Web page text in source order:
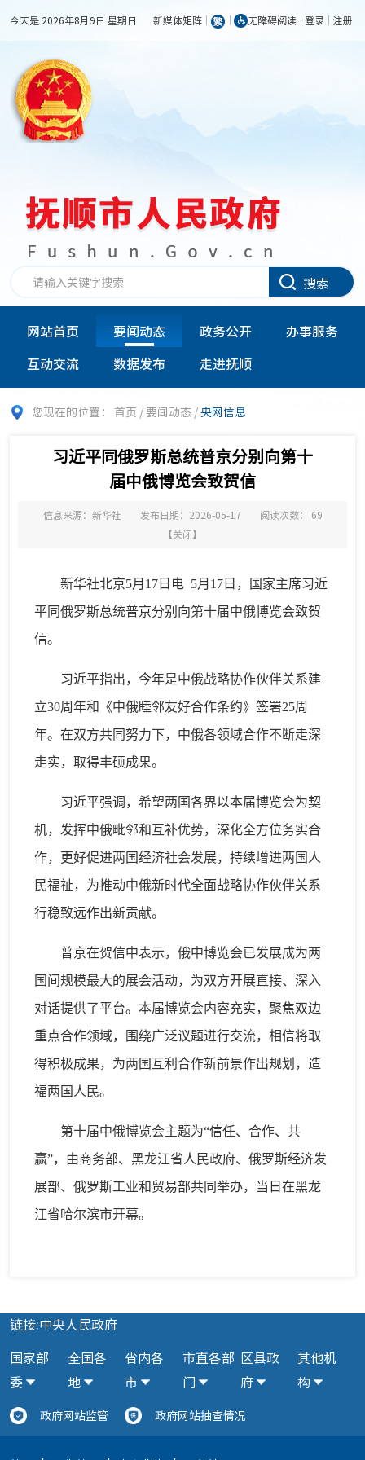
今天是 2026年8月9日 星期日 新媒体矩阵 无障碍阅读 登录 注册
搜索
网站首页 要闻动态 政务公开
办事服务
互动交流
数据发布 走进抚顺
您现在的位置： 首页 / 要闻动态 /央网信息
习近平同俄罗斯总统普京分别向第十
届中俄博览会致贺信
信息来源：新华社 发布日期：2026-05-17 阅读次数： 69
【关闭】
新华社北京5月17日电 5月17日，国家主席习近
平同俄罗斯总统普京分别向第十届中俄博览会致贺
信。
习近平指出，今年是中俄战略协作伙伴关系建
立30周年和《中俄睦邻友好合作条约》签署25周
年。在双方共同努力下，中俄各领域合作不断走深
走实，取得丰硕成果。
习近平强调，希望两国各界以本届博览会为契
机，发挥中俄毗邻和互补优势，深化全方位务实合
作，更好促进两国经济社会发展，持续增进两国人
民福祉，为推动中俄新时代全面战略协作伙伴关系
行稳致远作出新贡献。
普京在贺信中表示，俄中博览会已发展成为两
国间规模最大的展会活动，为双方开展直接、深入
对话提供了平台。本届博览会内容充实，聚焦双边
重点合作领域，围绕广泛议题进行交流，相信将取
得积极成果，为两国互利合作新前景作出规划，造
福两国人民。
第十届中俄博览会主题为“信任、合作、共
赢”，由商务部、黑龙江省人民政府、俄罗斯经济发
展部、俄罗斯工业和贸易部共同举办，当日在黑龙
江省哈尔滨市开幕。
链接:中央人民政府
国家部
委
全国各
地
省内各
市
市直各部
门
区县政
府
其他机
构
政府网站监管 政府网站抽查情况